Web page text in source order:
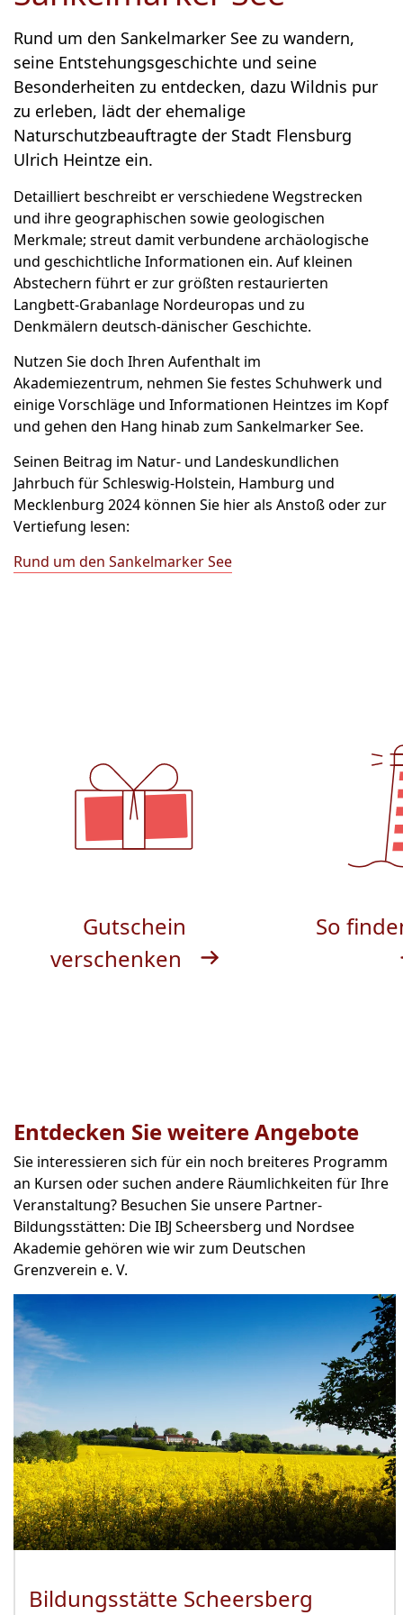
Rund um den Sankelmarker See zu wandern,
seine Entstehungsgeschichte und seine
Besonderheiten zu entdecken, dazu Wildnis pur
zu erleben, lädt der ehemalige
Naturschutzbeauftragte der Stadt Flensburg
Ulrich Heintze ein.
Detailliert beschreibt er verschiedene Wegstrecken
und ihre geographischen sowie geologischen
Merkmale; streut damit verbundene archäologische
und geschichtliche Informationen ein. Auf kleinen
Abstechern führt er zur größten restaurierten
Langbett-Grabanlage Nordeuropas und zu
Denkmälern deutsch-dänischer Geschichte.
Nutzen Sie doch Ihren Aufenthalt im
Akademiezentrum, nehmen Sie festes Schuhwerk und
einige Vorschläge und Informationen Heintzes im Kopf
und gehen den Hang hinab zum Sankelmarker See.
Seinen Beitrag im Natur- und Landeskundlichen
Jahrbuch für Schleswig-Holstein, Hamburg und
Mecklenburg 2024 können Sie hier als Anstoß oder zur
Vertiefung lesen:
Rund um den Sankelmarker See
Gutschein
verschenken
So
Entdecken Sie weitere Angebote
Sie interessieren sich für ein noch breiteres Programm
an Kursen oder suchen andere Räumlichkeiten für Ihre
Veranstaltung? Besuchen Sie unsere Partner-
Bildungsstätten: Die IBJ Scheersberg und Nordsee
Akademie gehören wie wir zum Deutschen
Grenzverein e. V.
Bildungsstätte Scheersberg